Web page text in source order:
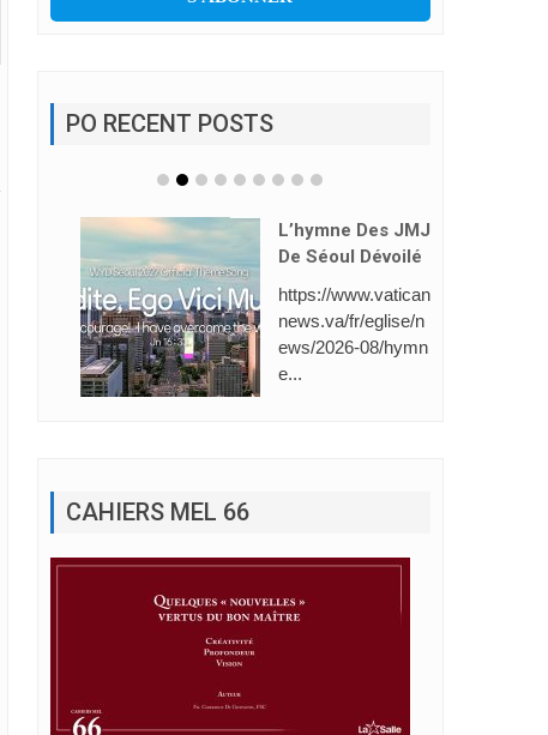
PO RECENT POSTS
L’hymne Des JMJ
De Séoul Dévoilé
https://www.vatican
news.va/fr/eglise/n
ews/2026-08/hymn
e...
CAHIERS MEL 66